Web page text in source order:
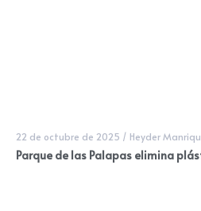
22 de octubre de 2025 / Heyder
Parque de las Palapas elimina